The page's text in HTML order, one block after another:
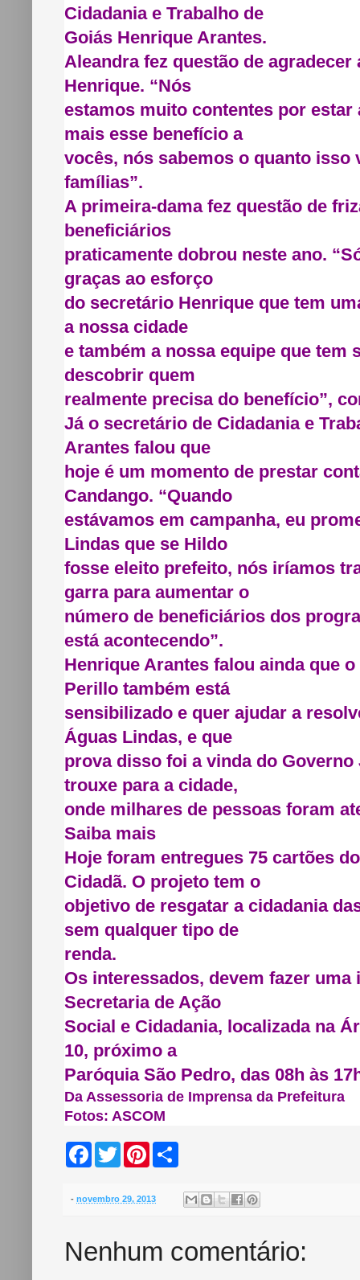
Cidadania e Trabalho de
Goiás Henrique Arantes.
Aleandra fez questão de
Henrique. “Nós
estamos muito contentes por estar
mais esse benefício a
vocês, nós sabemos o quanto isso
famílias”.
A primeira-dama fez questão de
beneficiários
praticamente dobrou neste ano.
graças ao esforço
do secretário Henrique que tem
a nossa cidade
e também a nossa equipe que tem
descobrir quem
realmente precisa do benefício”,
Já o secretário de Cidadania e
Arantes falou que
hoje é um momento de prestar
Candango. “Quando
estávamos em campanha, eu
Lindas que se Hildo
fosse eleito prefeito, nós iríamos
garra para aumentar o
número de beneficiários dos
está acontecendo”.
Henrique Arantes falou ainda que
Perillo também está
sensibilizado e quer ajudar a
Águas Lindas, e que
prova disso foi a vinda do Governo
trouxe para a cidade,
onde milhares de pessoas foram
Saiba mais
Hoje foram entregues 75 cartões
Cidadã. O projeto tem o
objetivo de resgatar a cidadania
sem qualquer tipo de
renda.
Os interessados, devem fazer uma
Secretaria de Ação
Social e Cidadania, localizada na
10, próximo a
Paróquia São Pedro, das 08h às
Da Assessoria de Imprensa da Prefeitura
Fotos: ASCOM
F
b
T
w
t
P
e
t
- novembro 29, 2013
Nenhum comentário: